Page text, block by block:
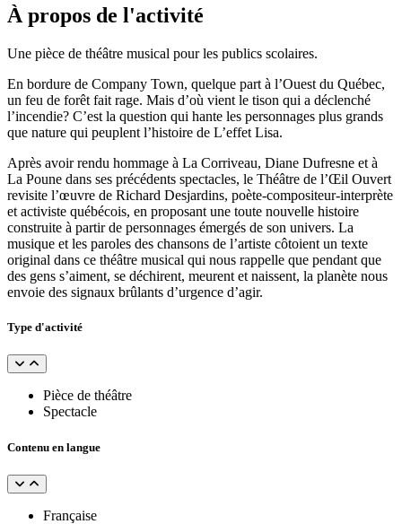
À propos de l'activité
Une pièce de théâtre musical pour les publics scolaires.
En bordure de Company Town, quelque part à l’Ouest du Québec,
un feu de forêt fait rage. Mais d’où vient le tison qui a déclenché
l’incendie? C’est la question qui hante les personnages plus grands
que nature qui peuplent l’histoire de L’effet Lisa.
Après avoir rendu hommage à La Corriveau, Diane Dufresne et à
La Poune dans ses précédents spectacles, le Théâtre de l’Œil Ouvert
revisite l’œuvre de Richard Desjardins, poète-compositeur-interprète
et activiste québécois, en proposant une toute nouvelle histoire
construite à partir de personnages émergés de son univers. La
musique et les paroles des chansons de l’artiste côtoient un texte
original dans ce théâtre musical qui nous rappelle que pendant que
des gens s’aiment, se déchirent, meurent et naissent, la planète nous
envoie des signaux brûlants d’urgence d’agir.
Type d'activité
Pièce de théâtre
Spectacle
Contenu en langue
Française